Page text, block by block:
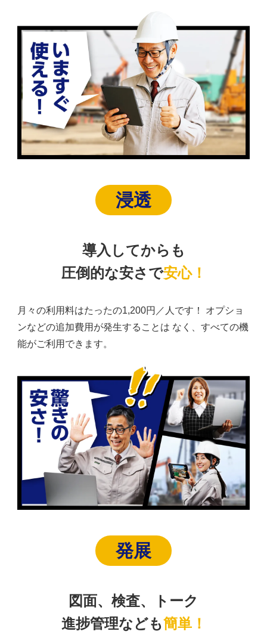
浸透
導入してからも
圧倒的な安さで安心！
月々の利用料はたったの1,200円／人です！ オプショ
ンなどの追加費用が発生することは なく、すべての機
能がご利用できます。
発展
図面、検査、トーク
進捗管理なども簡単！